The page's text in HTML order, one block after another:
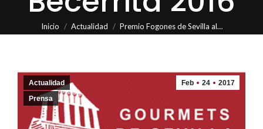
Estás aquí:
Inicio Actualidad Premio Fogones de Sevilla al…
Feb 24 2017
Actualidad
Prensa